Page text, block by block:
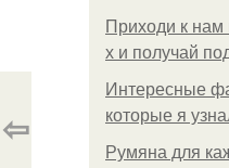
Приходи к нам
х и получай
Интересные
которые я
Румяна для
⇦